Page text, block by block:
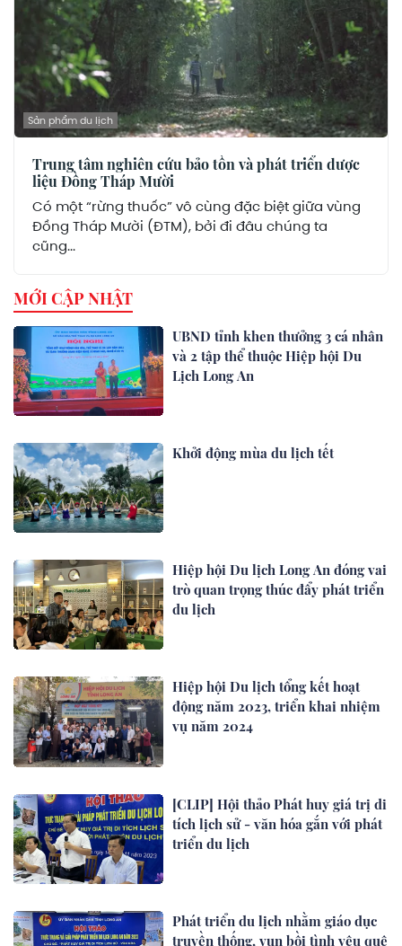
Sản phẩm du lịch
Trung tâm nghiên cứu bảo tồn và phát triển dược
liệu Đồng Tháp Mười
Có một “rừng thuốc” vô cùng đặc biệt giữa vùng
Đồng Tháp Mười (ĐTM), bởi đi đâu chúng ta
cũng...
MỚI CẬP NHẬT
UBND tỉnh khen thưởng 3 cá nhân
và 2 tập thể thuộc Hiệp hội Du
Lịch Long An
Khởi động mùa du lịch tết
Hiệp hội Du lịch Long An đóng vai
trò quan trọng thúc đẩy phát triển
du lịch
Hiệp hội Du lịch tổng kết hoạt
động năm 2023, triển khai nhiệm
vụ năm 2024
[CLIP] Hội thảo Phát huy giá trị di
tích lịch sử - văn hóa gắn với phát
triển du lịch
Phát triển du lịch nhằm giáo dục
truyền thống, vun bồi tình yêu quê